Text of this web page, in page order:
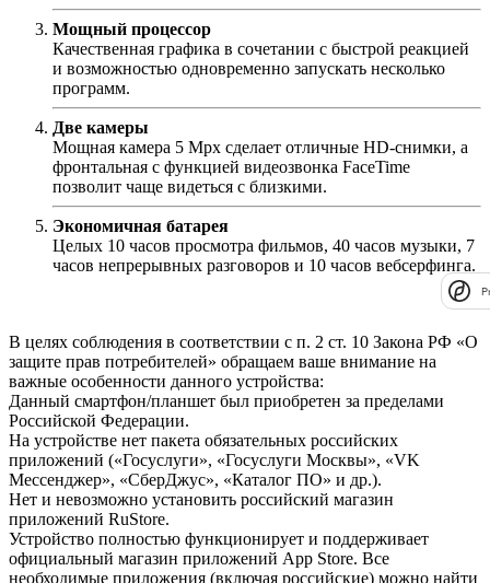
Мощный процессор
Качественная графика в сочетании с быстрой реакцией
и возможностью одновременно запускать несколько
программ.
Две камеры
Мощная камера 5 Mpx сделает отличные HD-снимки, а
фронтальная с функцией видеозвонка FaceTime
позволит чаще видеться с близкими.
Экономичная батарея
Целых 10 часов просмотра фильмов, 40 часов музыки, 7
часов непрерывных разговоров и 10 часов вебсерфинга.
В целях соблюдения в соответствии с п. 2 ст. 10 Закона РФ «О
защите прав потребителей» обращаем ваше внимание на
важные особенности данного устройства:
Данный смартфон/планшет был приобретен за пределами
Российской Федерации.
На устройстве нет пакета обязательных российских
приложений («Госуслуги», «Госуслуги Москвы», «VK
Мессенджер», «СберДжус», «Каталог ПО» и др.).
Нет и невозможно установить российский магазин
приложений RuStore.
Устройство полностью функционирует и поддерживает
официальный магазин приложений App Store. Все
необходимые приложения (включая российские) можно найти